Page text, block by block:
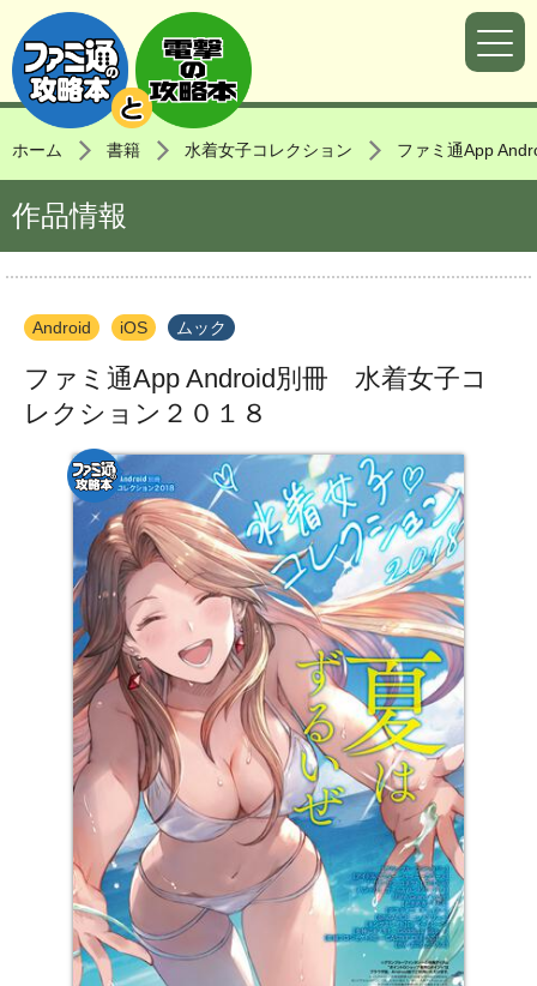
ホーム 書籍 水着女子コレクション ファミ通App
作品情報
Android iOS ムック
ファミ通App Android別冊 水着女子コ
レクション２０１８